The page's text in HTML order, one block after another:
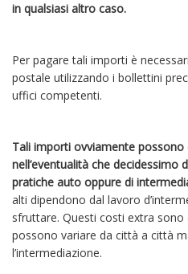
in qualsiasi altro caso.
Per pagare tali importi è
postale utilizzando i bollettini
uffici competenti.
Tali importi ovviamente possono
nell’eventualità che decidessimo
pratiche auto oppure di
alti dipendono dal lavoro
sfruttare. Questi costi extra
possono variare da città a città
l’intermediazione.